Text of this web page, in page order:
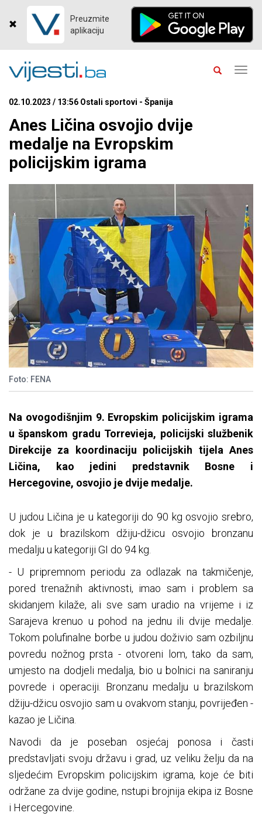
Preuzmite
aplikaciju
02.10.2023 / 13:56 Ostali sportovi - Španija
Anes Ličina osvojio dvije
medalje na Evropskim
policijskim igrama
Foto: FENA
Na ovogodišnjim 9. Evropskim policijskim igrama
u španskom gradu Torrevieja, policijski službenik
Direkcije za koordinaciju policijskih tijela Anes
Ličina, kao jedini predstavnik Bosne i
Hercegovine, osvojio je dvije medalje.
U judou Ličina je u kategoriji do 90 kg osvojio srebro,
dok je u brazilskom džiju-džicu osvojio bronzanu
medalju u kategoriji GI do 94 kg.
- U pripremnom periodu za odlazak na takmičenje,
pored trenažnih aktivnosti, imao sam i problem sa
skidanjem kilaže, ali sve sam uradio na vrijeme i iz
Sarajeva krenuo u pohod na jednu ili dvije medalje.
Tokom polufinalne borbe u judou doživio sam ozbiljnu
povredu nožnog prsta - otvoreni lom, tako da sam,
umjesto na dodjeli medalja, bio u bolnici na saniranju
povrede i operaciji. Bronzanu medalju u brazilskom
džiju-džicu osvojio sam u ovakvom stanju, povrijeđen -
kazao je Ličina.
Navodi da je poseban osjećaj ponosa i časti
predstavljati svoju državu i grad, uz veliku želju da na
sljedećim Evropskim policijskim igrama, koje će biti
održane za dvije godine, nstupi brojnija ekipa iz Bosne
i Hercegovine.